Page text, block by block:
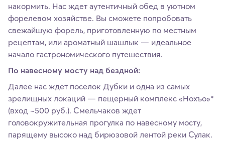
накормить. Нас ждет аутентичный обед в уютном
форелевом хозяйстве. Вы сможете попробовать
свежайшую форель, приготовленную по местным
рецептам, или ароматный шашлык — идеальное
начало гастрономического путешествия.
По навесному мосту над бездной:
Далее нас ждет поселок Дубки и одна из самых
зрелищных локаций — пещерный комплекс «Нохъо»*
(вход ~500 руб.). Смельчаков ждет
головокружительная прогулка по навесному мосту,
парящему высоко над бирюзовой лентой реки Сулак.